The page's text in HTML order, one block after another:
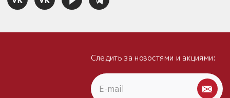
Следить за новостями и акциями: